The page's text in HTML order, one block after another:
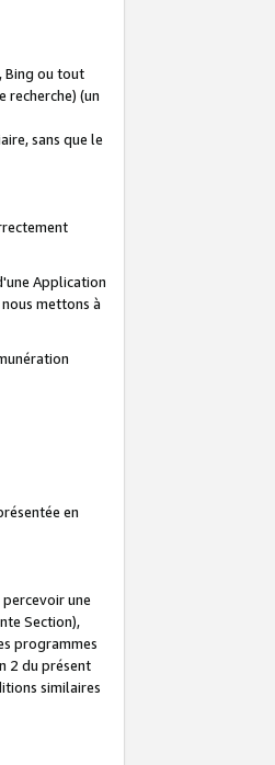
Bing ou tout
recherche) (un
sans que le
Application
mettons à
en
une
Section),
programmes
2 du présent
similaires